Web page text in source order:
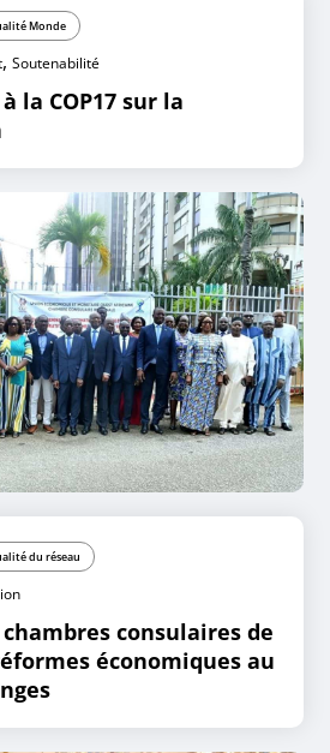
Monde
,Soutenabilité
la COP17 sur la
du réseau
consulaires de
économiques au